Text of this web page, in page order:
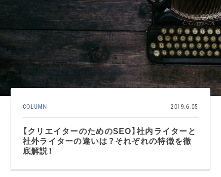
COLUMN 2019.6.05
【クリエイターのためのSEO】社内ライターと
社外ライターの違いは？それぞれの特徴を徹
底解説！